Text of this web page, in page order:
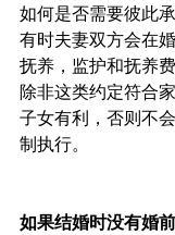
如何是否需要彼此
有时夫妻双方会在
抚养，监护和抚养
除非这类约定符合
子女有利，否则不
制执行。
如果结婚时没有婚